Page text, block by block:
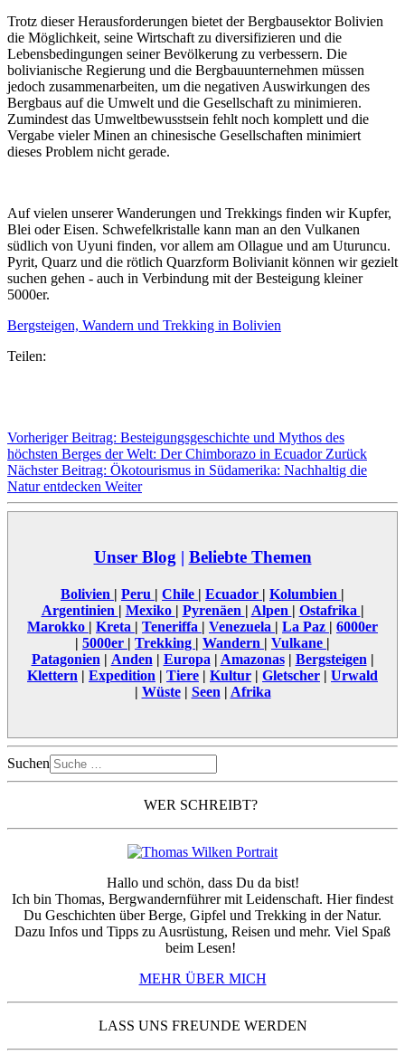
Trotz dieser Herausforderungen bietet der Bergbausektor Bolivien
die Möglichkeit, seine Wirtschaft zu diversifizieren und die
Lebensbedingungen seiner Bevölkerung zu verbessern. Die
bolivianische Regierung und die Bergbauunternehmen müssen
jedoch zusammenarbeiten, um die negativen Auswirkungen des
Bergbaus auf die Umwelt und die Gesellschaft zu minimieren.
Zumindest das Umweltbewusstsein fehlt noch komplett und die
Vergabe vieler Minen an chinesische Gesellschaften minimiert
dieses Problem nicht gerade.
Auf vielen unserer Wanderungen und Trekkings finden wir Kupfer,
Blei oder Eisen. Schwefelkristalle kann man an den Vulkanen
südlich von Uyuni finden, vor allem am Ollague und am Uturuncu.
Pyrit, Quarz und die rötlich Quarzform Bolivianit können wir gezielt
suchen gehen - auch in Verbindung mit der Besteigung kleiner
5000er.
Bergsteigen, Wandern und Trekking in Bolivien
Teilen:
Vorheriger Beitrag: Besteigungsgeschichte und Mythos des
höchsten Berges der Welt: Der Chimborazo in Ecuador Zurück
Nächster Beitrag: Ökotourismus in Südamerika: Nachhaltig die
Natur entdecken Weiter
Unser Blog | Beliebte Themen
Bolivien | Peru | Chile | Ecuador | Kolumbien |
Argentinien | Mexiko | Pyrenäen | Alpen | Ostafrika |
Marokko | Kreta | Teneriffa | Venezuela | La Paz | 6000er
| 5000er | Trekking | Wandern | Vulkane |
Patagonien | Anden | Europa | Amazonas| Bergsteigen |
Klettern | Expedition | Tiere | Kultur | Gletscher | Urwald
| Wüste| Seen | Afrika
Suchen
WER SCHREIBT?
Hallo und schön, dass Du da bist!
Ich bin Thomas, Bergwandernführer mit Leidenschaft. Hier findest
Du Geschichten über Berge, Gipfel und Trekking in der Natur.
Dazu Infos und Tipps zu Ausrüstung, Reisen und mehr. Viel Spaß
beim Lesen!
MEHR ÜBER MICH
LASS UNS FREUNDE WERDEN